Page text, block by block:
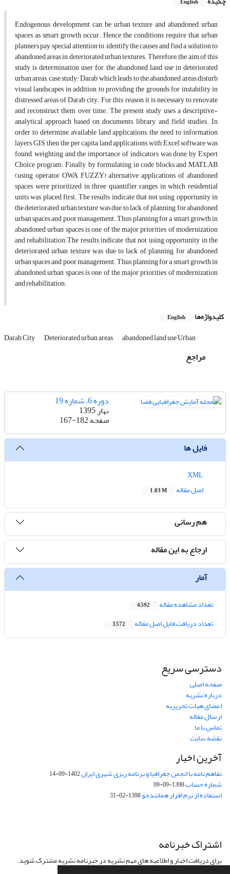
English
Endogenous development can be urban texture and abandoned urban
spaces as smart growth occur. Hence, the conditions require that urban
planners pay special attention to, identify the causes and find a solution to
abandoned areas in deteriorated urban textures. Therefore, the aim of this
study is determination user for the abandoned land use in deteriorated
urban areas, case study: Darab which leads to the abandoned areas disturb
visual landscapes in addition to providing the grounds for instability in
distressed areas of Darab city. For this reason it is necessary to renovate
and reconstruct them over time. The present study uses a descriptive-
analytical approach based on documents, library, and field studies. In
order to determine available land applications, the need to information
layers GIS, then the per capita land applications with Excel software was
found, weighting and the importance of indicators was done by Expert
Choice program. Finally, by formulating in code blocks and MATLAB
(using operator OWA FUZZY) alternative applications of abandoned
spaces were prioritized in three quantifier ranges in which residential
units was placed first. The results indicate that not using opportunity in
the deteriorated urban texture was due to lack of planning for abandoned
urban spaces and poor management. Thus, planning for a smart growth in
abandoned urban spaces is one of the major priorities of modernization
and rehabilitation.The results indicate that not using opportunity in the
deteriorated urban texture was due to lack of planning for abandoned
urban spaces and poor management. Thus, planning for a smart growth in
abandoned urban spaces is one of the major priorities of modernization
and rehabilitation.
کلیدواژه‌ها English
Darab City Deteriorated urban areas abandoned land use Urban
مراجع
دوره 6، شماره 19
بهار 1395
صفحه167-182
فایل ها
اصل مقاله
1.03 M
هم رسانی
ارجاع به این مقاله
آمار
تعداد مشاهده مقاله 4,592
تعداد دریافت فایل اصل مقاله 3,572
دسترسی سریع
صفحه اصلی
درباره نشریه
اعضای هیات تحریریه
ارسال مقاله
تماس با ما
نقشه سایت
آخرین اخبار
تفاهم نامه با انجمن جغرافیا و برنامه ریزی شهری ایران1402-09-14
شماره حساب1398-09-09
استفاده از نرم افزار همانندجو1398-02-31
اشتراک خبرنامه
برای دریافت اخبار و اطلاعیه های مهم نشریه در خبرنامه نشریه مشترک شوید.